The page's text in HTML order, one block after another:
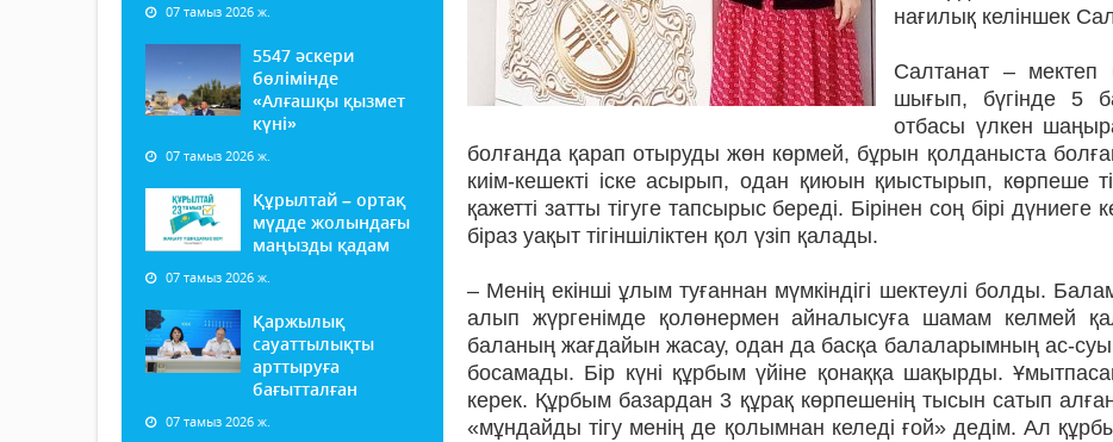
07 тамыз 2026 ж.
5547 әскери
бөлімінде
«Алғашқы қызмет
күні»
07 тамыз 2026 ж.
Құрылтай – ортақ
мүдде жолындағы
маңызды қадам
07 тамыз 2026 ж.
Қаржылық
сауаттылықты
арттыруға
бағытталған
07 тамыз 2026 ж.
нағилық келіншек
Салтанат – мектеп
шығып, бү­гінде 5
отбасы үлкен
болғанда қарап отыруды жөн көрмей, бұрын қолданыста
киім-кешекті іске асырып, одан қиюын қиыстырып, көрпеше
қажетті затты тігуге тапсырыс бе­реді. Бірінен соң бірі
біраз уақыт тігіншіліктен қол үзіп қалады.
– Менің екінші ұлым туғаннан мүмкіндігі шектеулі болды.
алып жүргенімде қолөнермен айна­лысуға шамам келмей
баланың жағдайын жасау, одан да басқа балаларымның ас-суы
босамады. Бір күні құрбым үйіне қонаққа шақырды.
керек. Құрбым базардан 3 құрақ көрпешенің тысын сатып
«мұндайды ті­гу менің де қолымнан келеді ғой» дедім. Ал